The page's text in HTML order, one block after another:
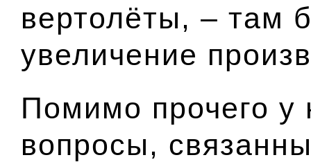
вертолёты, – там
увеличение
Помимо прочего у
вопросы,